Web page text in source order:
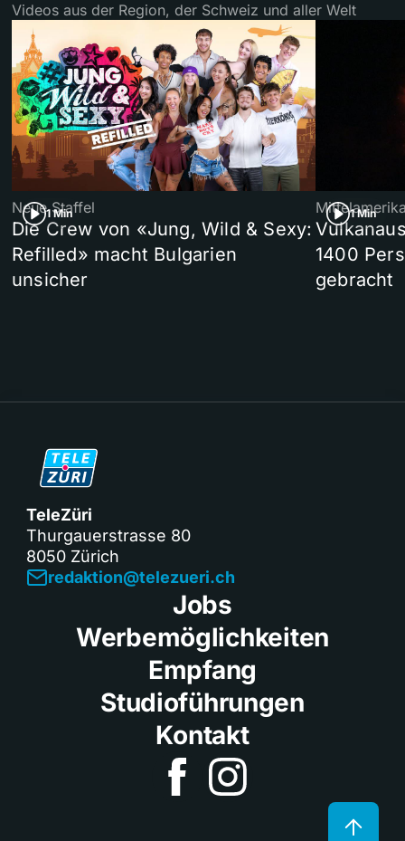
Videos aus der Region, der Schweiz und aller Welt
1 Min
Neue Staffel
Die Crew von «Jung, Wild & Sexy:
Refilled» macht Bulgarien
unsicher
1 Min
1400
gebracht
TeleZüri
Thurgauerstrasse 80
8050 Zürich
redaktion@telezueri.ch
Jobs
Werbemöglichkeiten
Empfang
Studioführungen
Kontakt